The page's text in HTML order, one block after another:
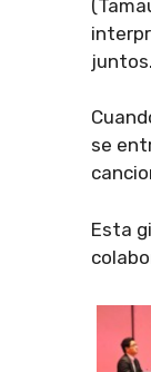
juntos.
se
Esta